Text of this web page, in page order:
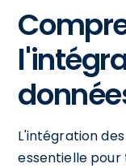
L'intégration
essentielle